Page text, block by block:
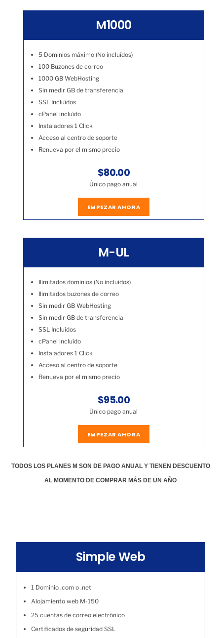
M1000
5 Dominios máximo (No incluídos)
100 Buzones de correo
1000 GB WebHosting
Sin medir GB de transferencia
SSL Incluídos
cPanel incluído
Instaladores 1 Click
Acceso al centro de soporte
Renueva por el mismo precio
$80.00
Único pago anual
EMPEZAR AHORA
M-UL
Ilimitados dominios (No incluídos)
Ilimitados buzones de correo
Sin medir GB WebHosting
Sin medir GB de transferencia
SSL Incluídos
cPanel incluído
Instaladores 1 Click
Acceso al centro de soporte
Renueva por el mismo precio
$95.00
Único pago anual
EMPEZAR AHORA
TODOS LOS PLANES M SON DE PAGO ANUAL Y TIENEN DESCUENTO
AL MOMENTO DE COMPRAR MÁS DE UN AÑO
Simple Web
1 Dominio .com o .net
Alojamiento web M-150
25 cuentas de correo electrónico
Certificados de seguridad SSL